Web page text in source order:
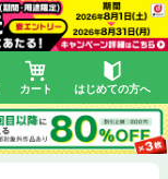
カート はじめての方へ